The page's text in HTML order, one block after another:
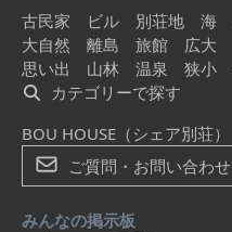
古民家
ビル 別荘地 海
大自然
離島 旅館 広大
思い出
山林 温泉 狭小
カテゴリーで探す
BOU HOUSE（シェア別荘）
ご質問・お問い合わせ
みんなの掲示板